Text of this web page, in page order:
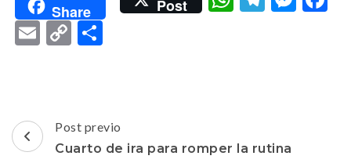
Share Post
EmailCopy
Navegacion
de
Post previo
Cuarto de ira para romper la rutina